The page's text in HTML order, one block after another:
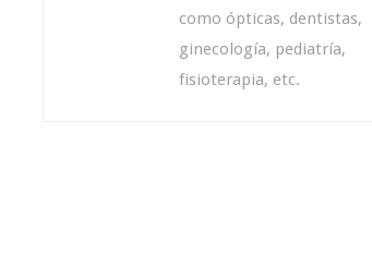
como ópticas, dentistas,
ginecología, pediatría,
fisioterapia, etc.